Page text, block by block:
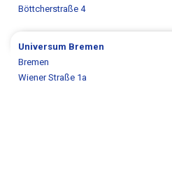
Böttcherstraße 4
Universum Bremen
Bremen
Wiener Straße 1a